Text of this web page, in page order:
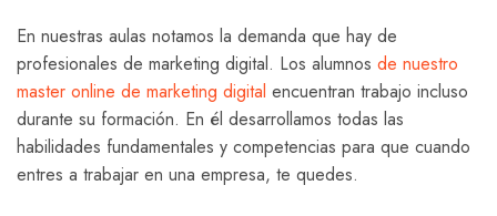
En nuestras aulas notamos la demanda que hay de
profesionales de marketing digital. Los alumnos de nuestro
master online de marketing digital encuentran trabajo incluso
durante su formación. En él desarrollamos todas las
habilidades fundamentales y competencias para que cuando
entres a trabajar en una empresa, te quedes.